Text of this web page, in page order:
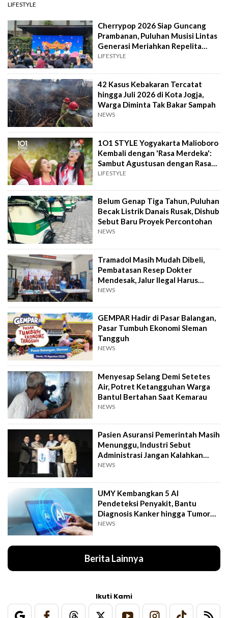
LIFESTYLE
Cherrypop 2026 Siap Guncang
Prambanan, Puluhan Musisi Lintas
Generasi Meriahkan Repelita
Musik
LIFESTYLE
42 Kasus Kebakaran Tercatat
hingga Juli 2026 di Kota Jogja,
Warga Diminta Tak Bakar Sampah
NEWS
1O1 STYLE Yogyakarta Malioboro
Kembali dengan 'Rasa Merdeka':
Sambut Agustusan dengan Rasa
dan Tawa
LIFESTYLE
Belum Genap Tiga Tahun, Puluhan
Becak Listrik Danais Rusak, Dishub
Sebut Baru Proyek Percontohan
NEWS
Tramadol Masih Mudah Dibeli,
Pembatasan Resep Dokter
Mendesak, Jalur Ilegal Harus
Distop
NEWS
GEMPAR Hadir di Pasar Balangan,
Pasar Tumbuh Ekonomi Sleman
Tangguh
NEWS
Menyesap Selang Demi Setetes
Air, Potret Ketangguhan Warga
Bantul Bertahan Saat Kemarau
NEWS
Pasien Asuransi Pemerintah Masih
Menunggu, Industri Sebut
Administrasi Jangan Kalahkan
Kemanusiaan
NEWS
UMY Kembangkan 5 AI
Pendeteksi Penyakit, Bantu
Diagnosis Kanker hingga Tumor
Otak Lebih Cepat
NEWS
Berita Lainnya
Ikuti Kami